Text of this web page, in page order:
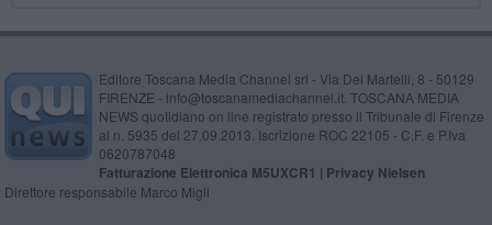
Editore Toscana Media Channel srl - Via Dei Martelli, 8 - 50129
FIRENZE - info@toscanamediachannel.it. TOSCANA MEDIA
NEWS quotidiano on line registrato presso il Tribunale di Firenze
al n. 5935 del 27.09.2013. Iscrizione ROC 22105 - C.F. e P.Iva
0620787048
Fatturazione Elettronica M5UXCR1 | Privacy Nielsen
Direttore responsabile Marco Migli